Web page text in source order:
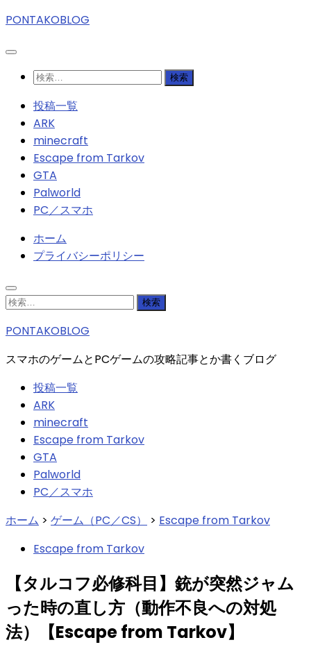
PONTAKOBLOG
検
投稿一覧
ARK
minecraft
Escape from Tarkov
GTA
Palworld
PC／スマホ
ホーム
プライバシーポリシー
検
PONTAKOBLOG
スマホのゲームとPCゲームの攻略記事とか書くブログ
投稿一覧
ARK
minecraft
Escape from Tarkov
GTA
Palworld
PC／スマホ
ホーム > ゲーム（PC／CS） > Escape from Tarkov
Escape from Tarkov
【タルコフ必修科目】銃が突然ジャム
った時の直し方（動作不良への対処
法）【Escape from Tarkov】